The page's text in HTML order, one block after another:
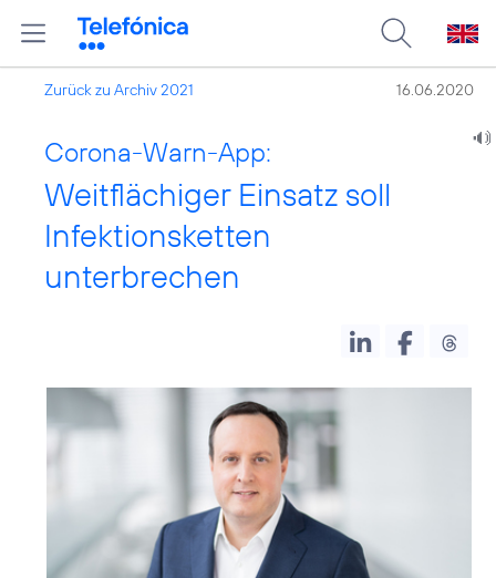
Zurück zu Archiv 2021 16.06.2020
Corona-Warn-App:
Weitflächiger Einsatz soll
Infektionsketten
unterbrechen